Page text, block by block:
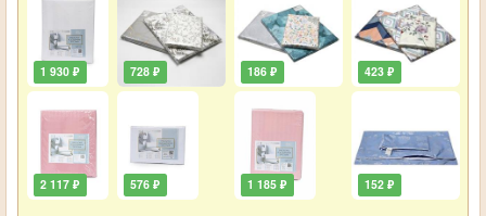
1 930 ₽
2 117 ₽
728 ₽
576 ₽
186 ₽
1 185 ₽
423 ₽
152 ₽